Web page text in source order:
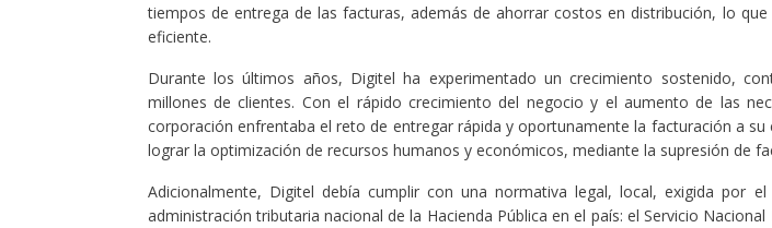
tiempos de entrega de las facturas, además de ahorrar costos en distribución, lo
eficiente.
Durante los últimos años, Digitel ha experimentado un crecimiento sostenido,
millones de clientes. Con el rápido crecimiento del negocio y el aumento de las
corporación enfrentaba el reto de entregar rápida y oportunamente la facturación a su
lograr la optimización de recursos humanos y económicos, mediante la supresión de
Adicionalmente, Digitel debía cumplir con una normativa legal, local, exigida por
administración tributaria nacional de la Hacienda Pública en el país: el Servicio